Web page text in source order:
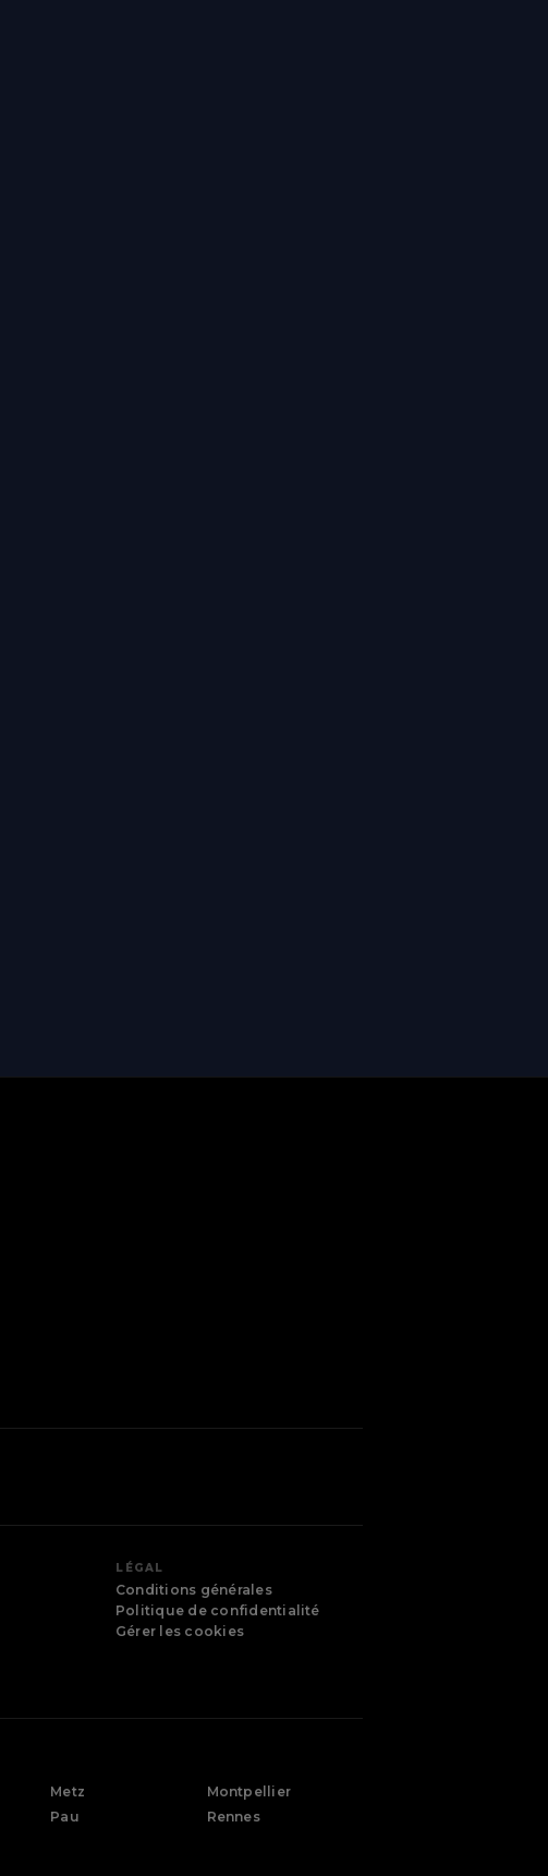
LÉGAL
Conditions générales
Politique de confidentialité
Gérer les cookies
Metz
Montpellier
Pau
Rennes